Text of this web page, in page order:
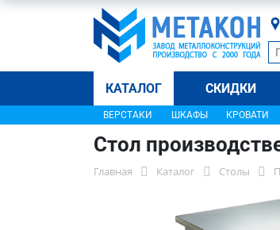
КАТАЛОГ СКИДКИ
ВЕРСТАКИ ШКАФЫ КРОВАТИ
Стол
Главная Каталог Столы